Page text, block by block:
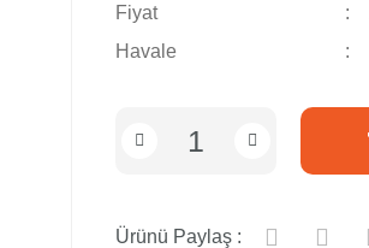
Fiyat
Havale
Ürünü Paylaş :